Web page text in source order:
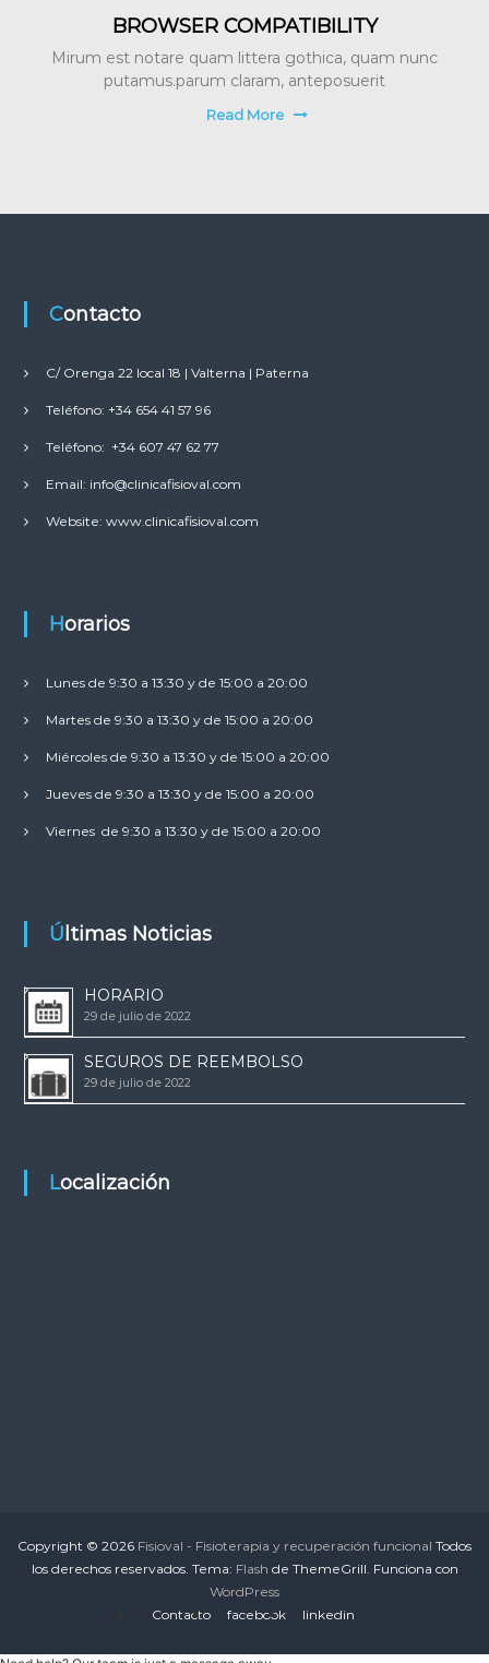
BROWSER COMPATIBILITY
Mirum est notare quam littera gothica, quam nunc
putamus.parum claram, anteposuerit
Read More
Contacto
C/ Orenga 22 local 18 | Valterna | Paterna
Teléfono: +34 654 41 57 96
Teléfono: +34 607 47 62 77
Email: info@clinicafisioval.com
Website: www.clinicafisioval.com
Horarios
Lunes de 9:30 a 13:30 y de 15:00 a 20:00
Martes de 9:30 a 13:30 y de 15:00 a 20:00
Miércoles de 9:30 a 13:30 y de 15:00 a 20:00
Jueves de 9:30 a 13:30 y de 15:00 a 20:00
Viernes de 9:30 a 13:30 y de 15:00 a 20:00
Últimas Noticias
HORARIO
29 de julio de 2022
SEGUROS DE REEMBOLSO
29 de julio de 2022
Localización
Copyright © 2026 Fisioval - Fisioterapia y recuperación funcional Todos
los derechos reservados. Tema: Flash de ThemeGrill. Funciona con
WordPress
Contacto
facebook linkedin